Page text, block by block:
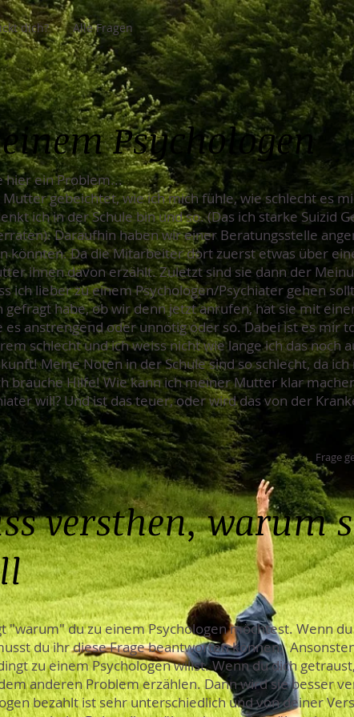
dich? Alle Fragen
Psychologen
hier ein Problem...
gebeichtet, wie ich mich fühle, wie schlecht es
ich in der Schule bin und so. (Das ich starke Suizid
Daraufhin haben wir einer Beratungsstelle
könnten. Da die Mitarbeiter dort zuerst etwas über
ihnen davon erzählt. Zuletzt sind sie dann der
ich lieber zu einem Psychologen/Psychiater gehen
habe, ob wir denn jetzt anrufen, hat sie mit
es anstrengend oder unnötig oder so. Dabei ist es mir
schlecht und ich weiss nicht wie lange ich das noch
Meine Noten in der Schule sind so schlecht, da
brauche Hilfe! Wie kann ich meiner Mutter klar
will? Und ist das teuer, oder wird das von der
Frage
versthen, warum
"warum" du zu einem Psychologen möchtest. Wenn
du ihr diese Frage beantworten können.
zu einem Psychologen willst. Wenn du dich
anderen Problem erzählen. Dann wird sie besser
bezahlt ist sehr unterschiedlich und von deiner